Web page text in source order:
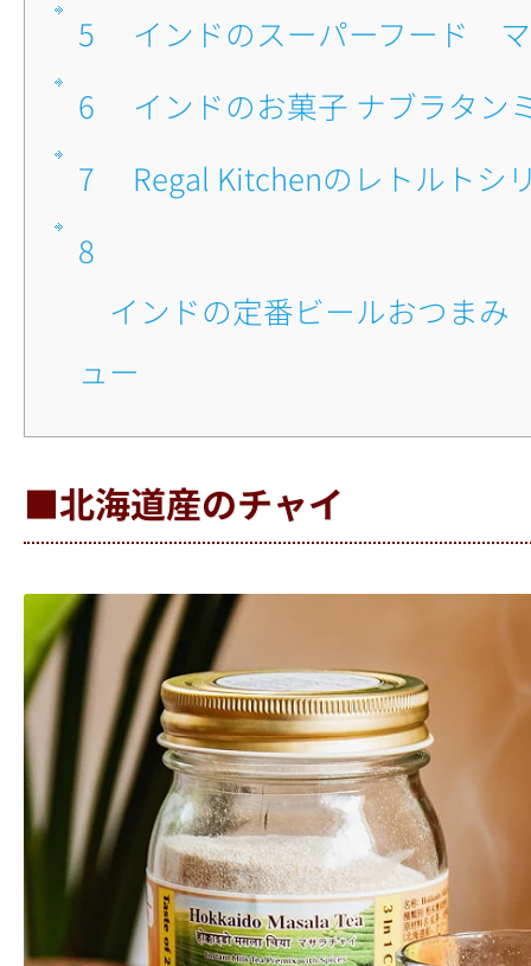
5
■インドのスーパーフード
6
■インドのお菓子 ナブラタン
7
■Regal Kitchenのレトルトシ
8
ュー
■北海道産のチャイ